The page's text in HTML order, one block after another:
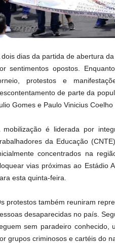
dois dias da partida de abertura
sentimentos opostos.
protestos e
de parte da
Gomes e Paulo Vinicius Coelho
mobilização é liderada por
da Educação
concentrados na
vias próximas ao Estádio
esta quinta-feira.
protestos também reuniram
desaparecidas no país.
sem paradeiro conhecido,
grupos criminosos e cartéis do